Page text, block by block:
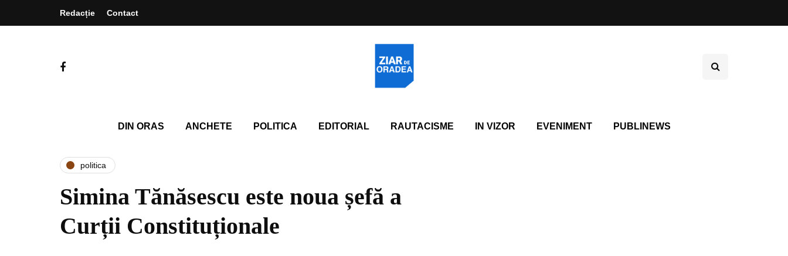
Redacție Contact
DIN ORAS ANCHETE POLITICA EDITORIAL RAUTACISME IN VIZOR EVENIMENT PUBLINEWS
politica
Simina Tănăsescu este noua șefă a
Curții Constituționale